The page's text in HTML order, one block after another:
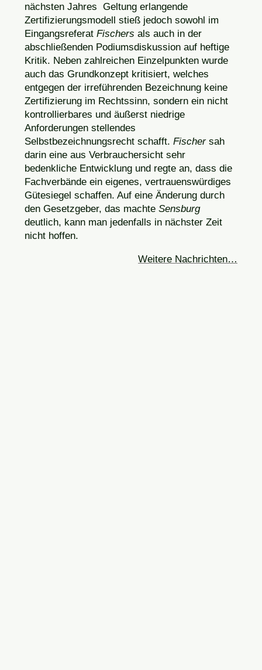
nächsten Jahres Geltung erlangende
Zertifizierungsmodell stieß jedoch sowohl im
Eingangsreferat Fischers als auch in der
abschließenden Podiumsdiskussion auf heftige
Kritik. Neben zahlreichen Einzelpunkten wurde
auch das Grundkonzept kritisiert, welches
entgegen der irreführenden Bezeichnung keine
Zertifizierung im Rechtssinn, sondern ein nicht
kontrollierbares und äußerst niedrige
Anforderungen stellendes
Selbstbezeichnungsrecht schafft. Fischersah
darin eine aus Verbrauchersicht sehr
bedenkliche Entwicklung und regte an, dass die
Fachverbände ein eigenes, vertrauenswürdiges
Gütesiegel schaffen. Auf eine Änderung durch
den Gesetzgeber, das machte Sensburg
deutlich, kann man jedenfalls in nächster Zeit
nicht hoffen.
Weitere Nachrichten…